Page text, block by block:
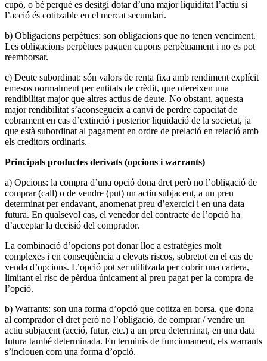
cupó, o bé perquè es desitgi dotar d’una major liquiditat l’actiu si
l’acció és cotitzable en el mercat secundari.
b) Obligacions perpètues: son obligacions que no tenen venciment.
Les obligacions perpètues paguen cupons perpètuament i no es pot
reemborsar.
c) Deute subordinat: són valors de renta fixa amb rendiment explícit
emesos normalment per entitats de crèdit, que ofereixen una
rendibilitat major que altres actius de deute. No obstant, aquesta
major rendibilitat s’aconsegueix a canvi de perdre capacitat de
cobrament en cas d’extinció i posterior liquidació de la societat, ja
que està subordinat al pagament en ordre de prelació en relació amb
els creditors ordinaris.
Principals productes derivats (opcions i warrants)
a) Opcions: la compra d’una opció dona dret però no l’obligació de
comprar (call) o de vendre (put) un actiu subjacent, a un preu
determinat per endavant, anomenat preu d’exercici i en una data
futura. En qualsevol cas, el venedor del contracte de l’opció ha
d’acceptar la decisió del comprador.
La combinació d’opcions pot donar lloc a estratègies molt
complexes i en conseqüència a elevats riscos, sobretot en el cas de
venda d’opcions. L’opció pot ser utilitzada per cobrir una cartera,
limitant el risc de pèrdua únicament al preu pagat per la compra de
l’opció.
b) Warrants: son una forma d’opció que cotitza en borsa, que dona
al comprador el dret però no l’obligació, de comprar / vendre un
actiu subjacent (acció, futur, etc.) a un preu determinat, en una data
futura també determinada. En terminis de funcionament, els warrants
s’inclouen com una forma d’opció.